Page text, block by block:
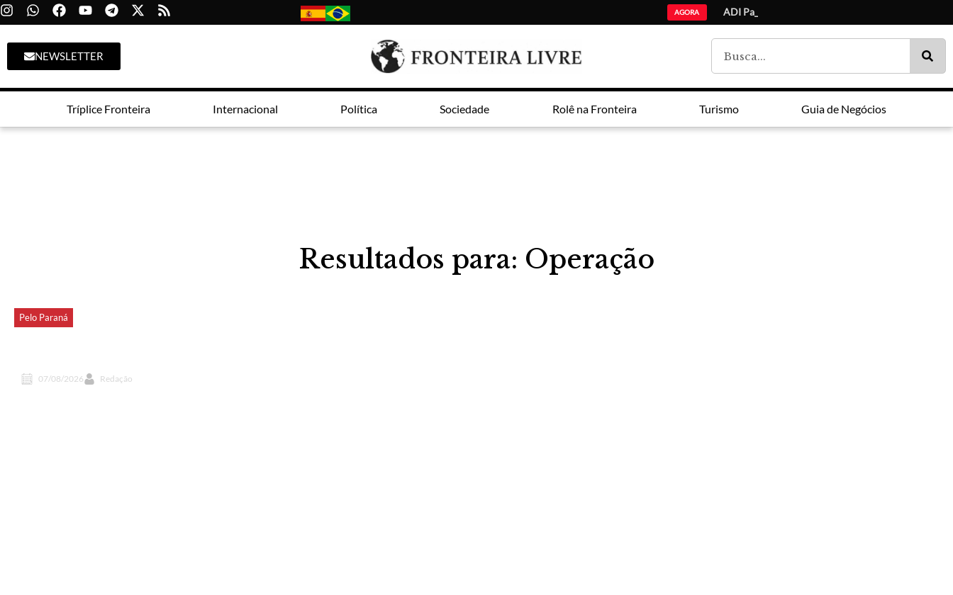
AGORA ADI Paraná: Ensino médio, mai
NEWSLETTER
Tríplice Fronteira Internacional Política Sociedade Rolê na Fronteira Turismo Guia de Negócios
Resultados para: Operação
Pelo Paraná
07/08/2026 Redação